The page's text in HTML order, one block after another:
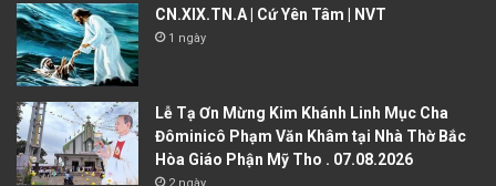
CN.XIX.TN.A | Cứ Yên Tâm | NVT
1 ngày
Lễ Tạ Ơn Mừng Kim Khánh Linh Mục Cha
Đôminicô Phạm Văn Khâm tại Nhà Thờ Bắc
Hòa Giáo Phận Mỹ Tho . 07.08.2026
2 ngày